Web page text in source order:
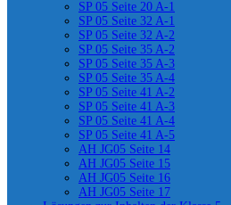
SP 05 Seite 20 A-1
SP 05 Seite 32 A-1
SP 05 Seite 32 A-2
SP 05 Seite 35 A-2
SP 05 Seite 35 A-3
SP 05 Seite 35 A-4
SP 05 Seite 41 A-2
SP 05 Seite 41 A-3
SP 05 Seite 41 A-4
SP 05 Seite 41 A-5
AH JG05 Seite 14
AH JG05 Seite 15
AH JG05 Seite 16
AH JG05 Seite 17